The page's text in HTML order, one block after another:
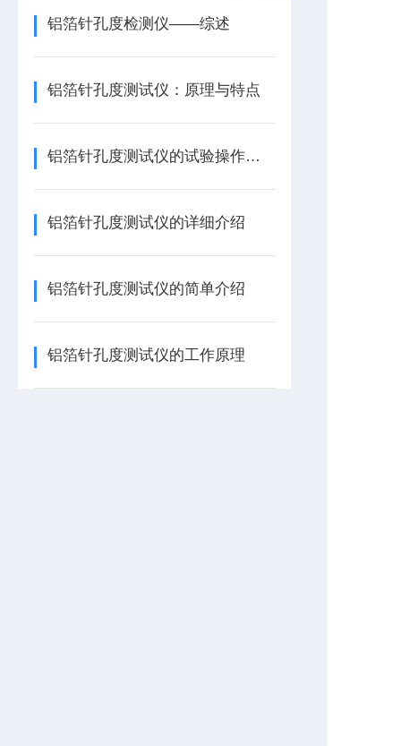
铝箔针孔度检测仪——综述
铝箔针孔度测试仪：原理与特点
铝箔针孔度测试仪的试验操作步骤
铝箔针孔度测试仪的详细介绍
铝箔针孔度测试仪的简单介绍
铝箔针孔度测试仪的工作原理